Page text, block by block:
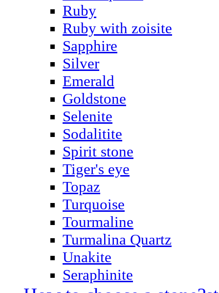
Ruby
Ruby with zoisite
Sapphire
Silver
Emerald
Goldstone
Selenite
Sodalitite
Spirit stone
Tiger's eye
Topaz
Turquoise
Tourmaline
Turmalina Quartz
Unakite
Seraphinite